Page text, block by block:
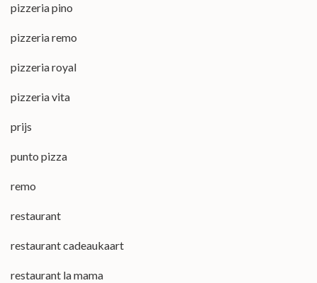
pizzeria pino
pizzeria remo
pizzeria royal
pizzeria vita
prijs
punto pizza
remo
restaurant
restaurant cadeaukaart
restaurant la mama